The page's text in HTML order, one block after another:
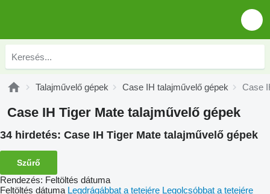
Talajművelő gépek Case IH talajművelő gépek Case
Case IH Tiger Mate talajművelő gépek
34 hirdetés: Case IH Tiger Mate talajművelő gépek
Szűrő
Rendezés: Feltöltés dátuma
Feltöltés dátuma Legdrágábbat a tetejére Legolcsóbbat a tetejére